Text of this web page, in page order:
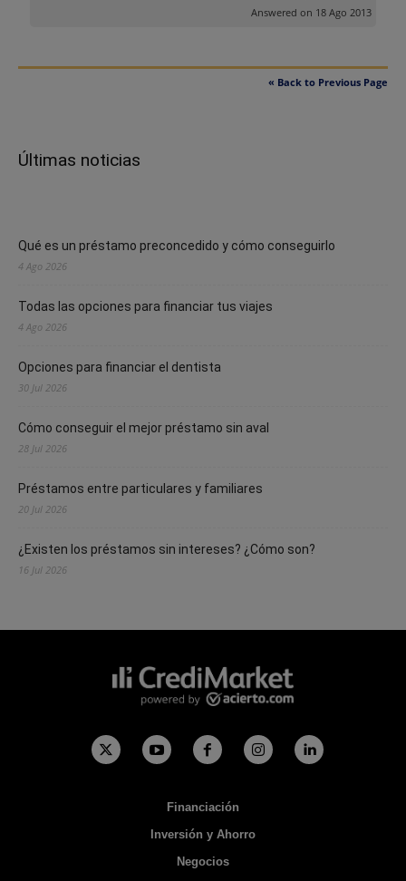
Answered on 18 Ago 2013
« Back to Previous Page
Últimas noticias
Qué es un préstamo preconcedido y cómo conseguirlo
4 Ago 2026
Todas las opciones para financiar tus viajes
4 Ago 2026
Opciones para financiar el dentista
30 Jul 2026
Cómo conseguir el mejor préstamo sin aval
28 Jul 2026
Préstamos entre particulares y familiares
20 Jul 2026
¿Existen los préstamos sin intereses? ¿Cómo son?
16 Jul 2026
Financiación
Inversión y Ahorro
Negocios